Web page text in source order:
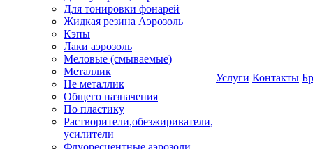
Для тонировки фонарей
Жидкая резина Аэрозоль
Кэпы
Лаки аэрозоль
Меловые (смываемые)
Металлик
Не металлик
Общего назначения
По пластику
Растворители,обезжириватели,
усилители
Флуоресцентные аэрозоли
Услуги Контакты